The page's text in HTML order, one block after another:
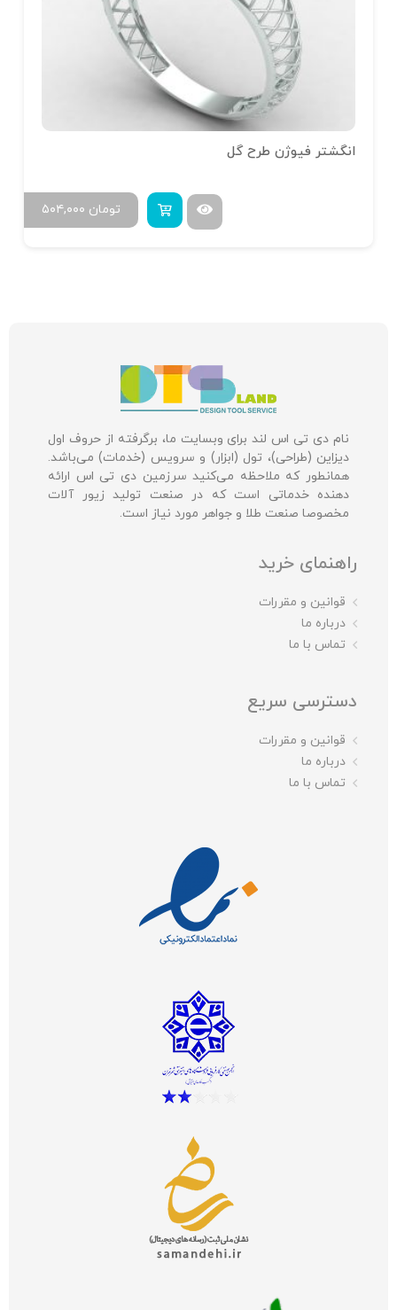
انگشتر فیوژن طرح گل
۵۰۴,۰۰۰ تومان
نام دی تی اس لند برای وبسایت ما، برگرفته از حروف اول
دیزاین (طراحی)، تول (ابزار) و سرویس (خدمات) می‌باشد.
همانطور که ملاحظه می‌کنید سرزمین دی تی اس ارائه
دهنده خدماتی است که در صنعت تولید زیور آلات
مخصوصا صنعت طلا و جواهر مورد نیاز است.
راهنمای خرید
قوانین و مقررات
درباره ما
تماس با ما
دسترسی سریع
قوانین و مقررات
درباره ما
تماس با ما